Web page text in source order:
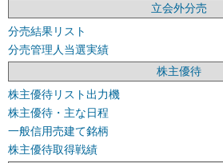
立会外分売
分売結果リスト
分売管理人当選実績
株主優待
株主優待リスト出力機
株主優待・主な日程
一般信用売建て銘柄
株主優待取得戦績